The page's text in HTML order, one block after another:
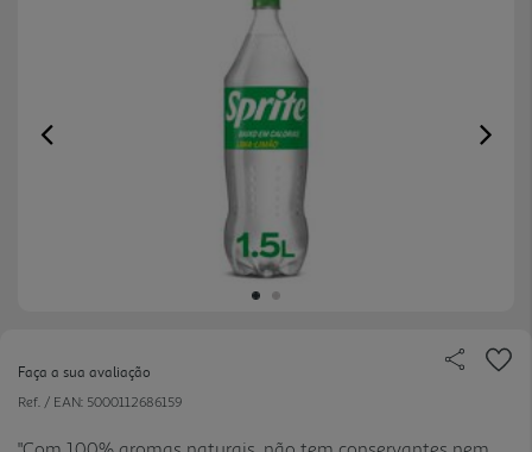
Previous
Faça a sua avaliação
Ref. / EAN: 5000112686159